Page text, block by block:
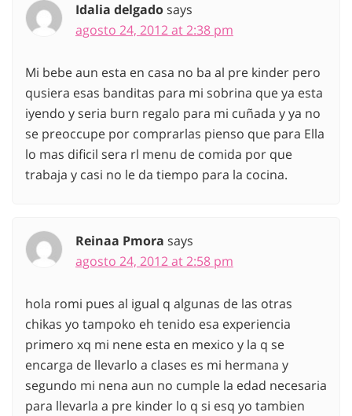
Idalia delgadosays
agosto 24, 2012 at 2:38 pm
Mi bebe aun esta en casa no ba al pre kinder pero
qusiera esas banditas para mi sobrina que ya esta
iyendo y seria burn regalo para mi cuñada y ya no
se preoccupe por comprarlas pienso que para Ella
lo mas dificil sera rl menu de comida por que
trabaja y casi no le da tiempo para la cocina.
Reinaa Pmora says
agosto 24, 2012 at 2:58 pm
hola romi pues al igual q algunas de las otras
chikas yo tampoko eh tenido esa experiencia
primero xq mi nene esta en mexico y la q se
encarga de llevarlo a clases es mi hermana y
segundo mi nena aun no cumple la edad necesaria
para llevarla a pre kinder lo q si esq yo tambien